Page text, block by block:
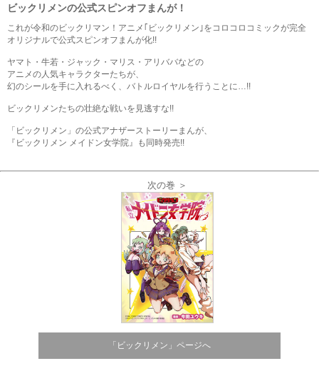
ビックリメンの公式スピンオフまんが！
これが令和のビックリマン！アニメ｢ビックリメン｣をコロコロコミックが完全
オリジナルで公式スピンオフまんが化!!
ヤマト・牛若・ジャック・マリス・アリババなどの
アニメの人気キャラクターたちが、
幻のシールを手に入れるべく、バトルロイヤルを行うことに…!!
ビックリメンたちの壮絶な戦いを見逃すな!!
「ビックリメン」の公式アナザーストーリーまんが、
『ビックリメン メイドン女学院』も同時発売!!
次の巻 ＞
「ビックリメン」ページへ